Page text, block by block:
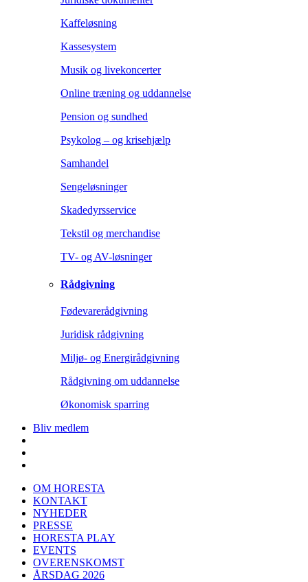
Kaffeløsning
Kassesystem
Musik og livekoncerter
Online træning og uddannelse
Pension og sundhed
Psykolog – og krisehjælp
Samhandel
Sengeløsninger
Skadedyrsservice
Tekstil og merchandise
TV- og AV-løsninger
Rådgivning
Fødevarerådgivning
Juridisk rådgivning
Miljø- og Energirådgivning
Rådgivning om uddannelse
Økonomisk sparring
Bliv medlem
OM HORESTA
KONTAKT
NYHEDER
PRESSE
HORESTA PLAY
EVENTS
OVERENSKOMST
ÅRSDAG 2026